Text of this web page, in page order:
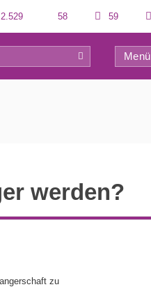
2.529 58 59
Menü
0
werden?
zu